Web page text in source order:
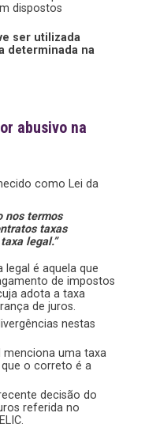
dispostos
ser utilizada
determinada na
abusivo na
como Lei da
nos termos
taxas
legal.”
legal é aquela que
de impostos
adota a taxa
de juros.
nestas
menciona uma taxa
que o correto é a
decisão do
referida no